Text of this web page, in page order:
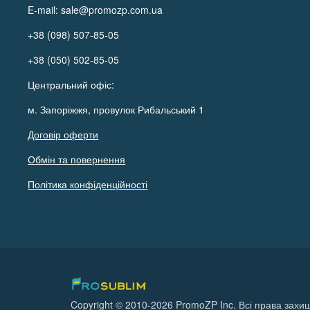
E-mail:sale@promozp.com.ua
+38 (098) 507-85-05
+38 (050) 502-85-05
Центральний офіс:
м. Запоріжжя, провулок Рибальський 1
Договір оферти
Обмін та повернення
Політика конфіденційності
Copyright © 2010-2026 PromoZP Inc. Всі права